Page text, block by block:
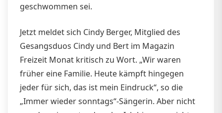
geschwommen sei.
Jetzt meldet sich Cindy Berger, Mitglied des
Gesangsduos Cindy und Bert im Magazin
Freizeit Monat kritisch zu Wort. „Wir waren
früher eine Familie. Heute kämpft hingegen
jeder für sich, das ist mein Eindruck“, so die
„Immer wieder sonntags“-Sängerin. Aber nicht